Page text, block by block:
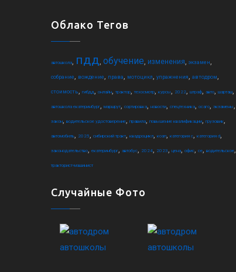
Облако Тегов
автошкола, пдд, обучение, изменения, экзамен,
собрание, вождение, права, мотоцикл, упражнения, автодром,
стоимость, гибдд, онлайн, трактор, техосмотр, курсы, 2022, штраф, авто, шарташ,
автошкола екатеринбург, маршрут, сортировка, новости, спецтехника, осаго, экзамены,
закон, водительское удостоверение, правила, повышение квалификации, грузовик,
автомобиль, 2025, сибирский тракт, квадроцикл, коап, категория c, категория d,
законодательство, екатеринбург, автобус, 2024, 2023, цена, офис, ce, водительское,
тракторист-машинист
Случайные Фото